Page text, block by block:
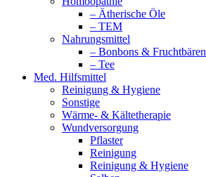
– Ätherische Öle
– TEM
Nahrungsmittel
– Bonbons & Fruchtbären
– Tee
Med. Hilfsmittel
Reinigung & Hygiene
Sonstige
Wärme- & Kältetherapie
Wundversorgung
Pflaster
Reinigung
Reinigung & Hygiene